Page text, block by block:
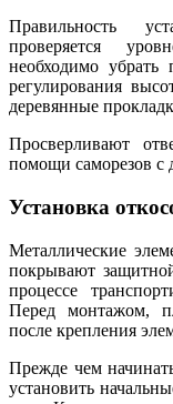
Правильность
проверяется
необходимо
регулирования
деревянные
Просверливают
помощи саморезов с
Установка
Металлические
покрывают
процессе
Перед монтажом,
после крепления
Прежде чем
установить